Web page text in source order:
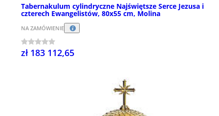
Tabernakulum cylindryczne Najświętsze Serce Jezusa i
czterech Ewangelistów, 80x55 cm, Molina
NA ZAMÓWIENIE
zł 183 112,65